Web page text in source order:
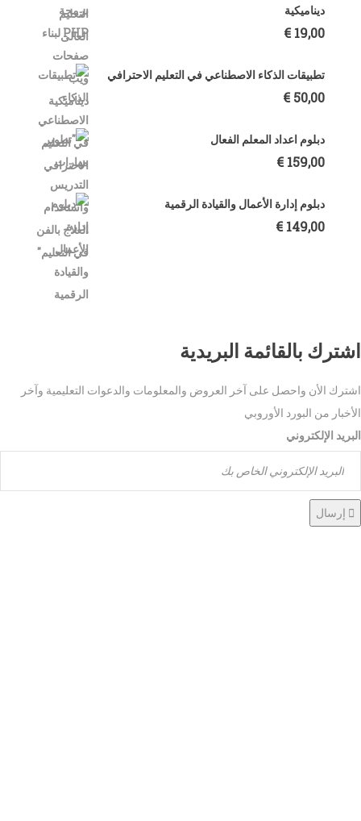
ديناميكية
€ 19,00
تطبيقات الذكاء الاصطناعي في التعليم الاحترافي
€ 50,00
دبلوم اعداد المعلم الفعال
€ 159,00
دبلوم إدارة الأعمال والقيادة الرقمية
€ 149,00
اشترك بالقائمة البريدية
اشترك الأن واحصل على آخر العروض والمعلومات والدعوات التعليمية وآخر
الأخبار من البورد الأوروبي
البريد الإلكتروني
إرسال